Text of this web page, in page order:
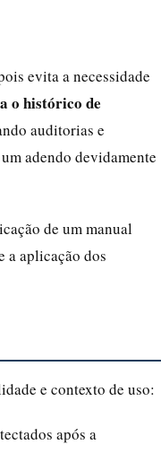
evita a necessidade
o histórico de
auditorias e
adendo devidamente
de um manual
a aplicação dos
e contexto de uso:
após a